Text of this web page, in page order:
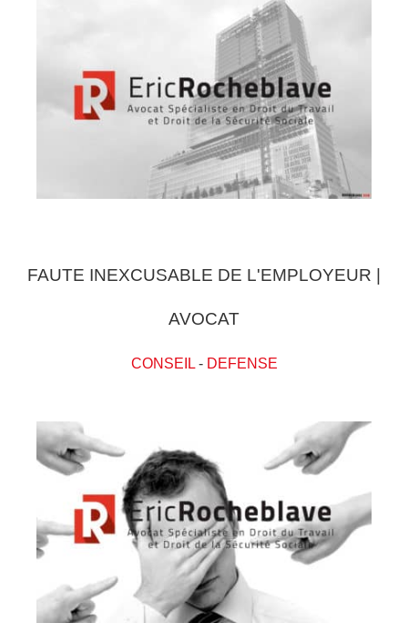
FAUTE INEXCUSABLE DE L'EMPLOYEUR |
AVOCAT
CONSEIL- DEFENSE